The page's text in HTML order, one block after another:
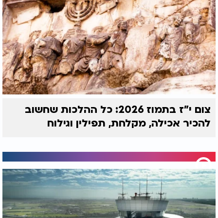
אנוכיות וריכוז עצמי שהובילו לשנאת חינם. י"ז בתמוז
מזכיר לנו כי אנו יכולים לצאת מהקופסה של ההרגלים
הישנים ולקחת אחריות על חיינו. על ידי התמדה ועבודה
נכונה אנו בונים מערכת שתייצר לנו חיים טובים יותר
שבהם הנשמה היא זו שמנהיגה את הדרך אל ההצלחה
והטוב.
האזינו לתוכניתו המלאה של הרב חגי צדוק:
צום י"ז בתמוז 2026: כל ההלכות שחשוב
להכיר אכילה, מקלחת, תפילין וגילוח